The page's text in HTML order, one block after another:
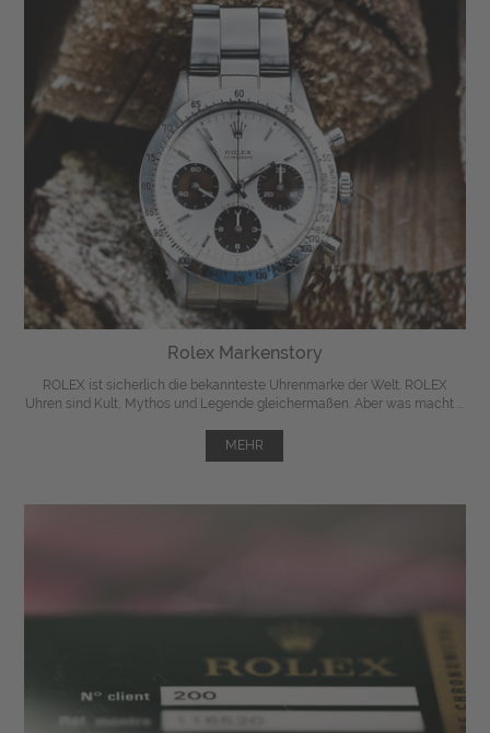
Rolex Markenstory
ROLEX ist sicherlich die bekannteste Uhrenmarke der Welt. ROLEX
Uhren sind Kult, Mythos und Legende gleichermaßen. Aber was macht ...
MEHR